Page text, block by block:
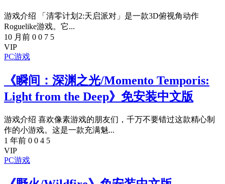
游戏介绍 「清零计划2:天启派对」是一款3D俯视角动作
Roguelike游戏。它...
10 月前 0 0 7 5
VIP
PC游戏
《瞬间：深渊之光/Momento Temporis:
Light from the Deep》免安装中文版
游戏介绍 喜欢像素游戏的朋友们，千万不要错过这款精心制
作的小游戏。这是一款充满魅...
1 年前 0 0 4 5
VIP
PC游戏